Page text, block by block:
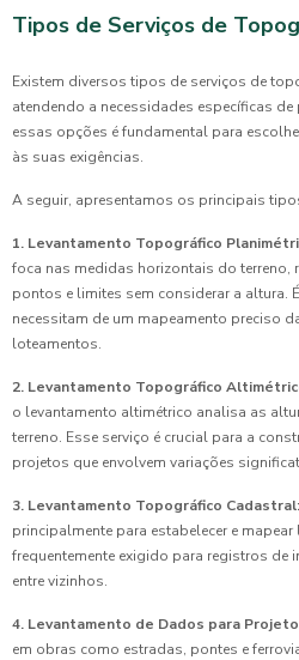
Tipos de Serviços de
Existem diversos tipos de serviços de
atendendo a necessidades específicas
essas opções é fundamental para
às suas exigências.
A seguir, apresentamos os principais
1. Levantamento Topográfico
foca nas medidas horizontais do terreno,
pontos e limites sem considerar a altura.
necessitam de um mapeamento preciso
loteamentos.
2. Levantamento Topográfico
o levantamento altimétrico analisa as
terreno. Esse serviço é crucial para a
projetos que envolvem variações
3. Levantamento Topográfico Cadastral:
principalmente para estabelecer e
frequentemente exigido para registros de
entre vizinhos.
4. Levantamento de Dados para
em obras como estradas, pontes e